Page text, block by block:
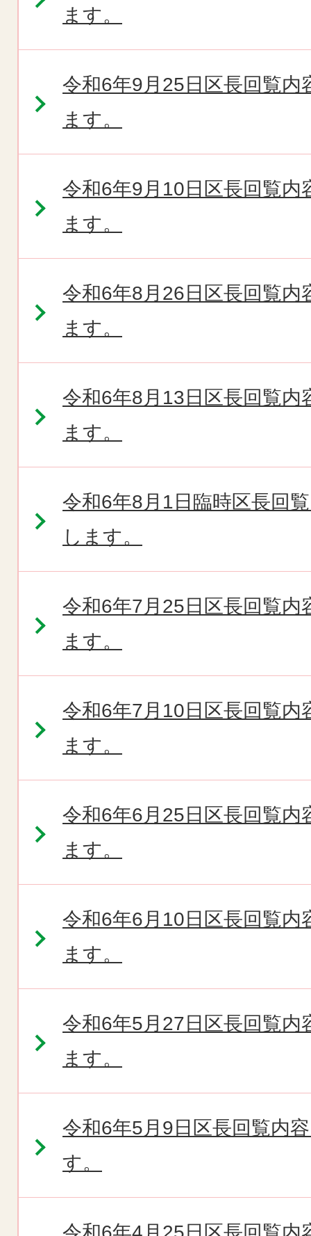
ます。
令和6年9月25日区長回覧
ます。
令和6年9月10日区長回覧
ます。
令和6年8月26日区長回覧
ます。
令和6年8月13日区長回覧
ます。
令和6年8月1日臨時区長回
します。
令和6年7月25日区長回覧
ます。
令和6年7月10日区長回覧
ます。
令和6年6月25日区長回覧
ます。
令和6年6月10日区長回覧
ます。
令和6年5月27日区長回覧
ます。
令和6年5月9日区長回覧内
す。